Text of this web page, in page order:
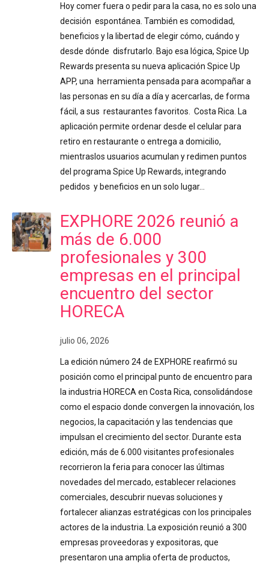
Hoy comer fuera o pedir para la casa, no es solo una
decisión espontánea. También es comodidad,
beneficios y la libertad de elegir cómo, cuándo y
desde dónde disfrutarlo. Bajo esa lógica, Spice Up
Rewards presenta su nueva aplicación Spice Up
APP, una herramienta pensada para acompañar a
las personas en su día a día y acercarlas, de forma
fácil, a sus restaurantes favoritos. Costa Rica. La
aplicación permite ordenar desde el celular para
retiro en restaurante o entrega a domicilio,
mientraslos usuarios acumulan y redimen puntos
del programa Spice Up Rewards, integrando
pedidos y beneficios en un solo lugar…
EXPHORE 2026 reunió a
más de 6.000
profesionales y 300
empresas en el principal
encuentro del sector
HORECA
julio 06, 2026
La edición número 24 de EXPHORE reafirmó su
posición como el principal punto de encuentro para
la industria HORECA en Costa Rica, consolidándose
como el espacio donde convergen la innovación, los
negocios, la capacitación y las tendencias que
impulsan el crecimiento del sector. Durante esta
edición, más de 6.000 visitantes profesionales
recorrieron la feria para conocer las últimas
novedades del mercado, establecer relaciones
comerciales, descubrir nuevas soluciones y
fortalecer alianzas estratégicas con los principales
actores de la industria. La exposición reunió a 300
empresas proveedoras y expositoras, que
presentaron una amplia oferta de productos,